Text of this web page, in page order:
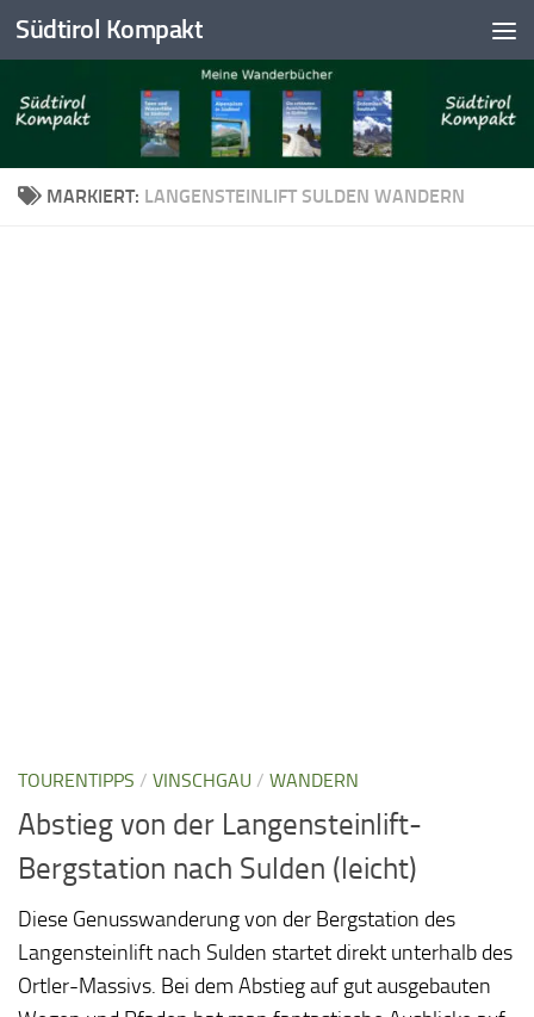
Skip to content
Südtirol Kompakt
MARKIERT: LANGENSTEINLIFT SULDEN WANDERN
TOURENTIPPS / VINSCHGAU / WANDERN
Abstieg von der Langensteinlift-
Bergstation nach Sulden (leicht)
Diese Genusswanderung von der Bergstation des
Langensteinlift nach Sulden startet direkt unterhalb des
Ortler-Massivs. Bei dem Abstieg auf gut ausgebauten